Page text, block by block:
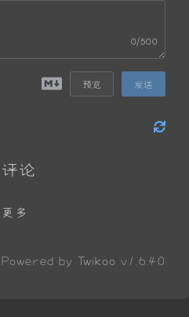
0/500
预览 发送
论
多
Powered by Twikoo v1.6.40